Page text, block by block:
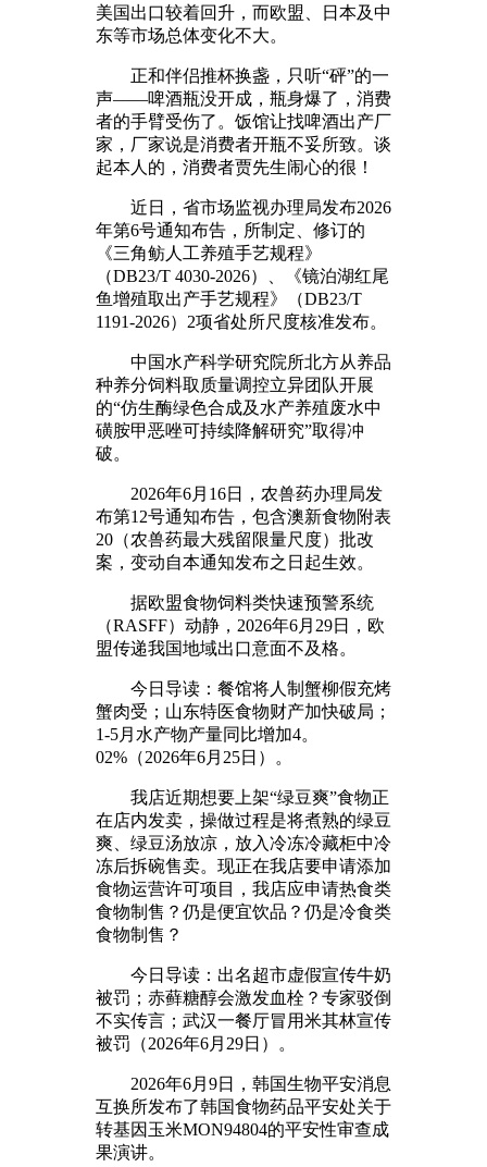
美国出口较着回升，而欧盟、日本及中
东等市场总体变化不大。
正和伴侣推杯换盏，只听“砰”的一
声——啤酒瓶没开成，瓶身爆了，消费
者的手臂受伤了。饭馆让找啤酒出产厂
家，厂家说是消费者开瓶不妥所致。谈
起本人的，消费者贾先生闹心的很！
近日，省市场监视办理局发布2026
年第6号通知布告，所制定、修订的
《三角鲂人工养殖手艺规程》
（DB23/T 4030-2026）、《镜泊湖红尾
鱼增殖取出产手艺规程》（DB23/T
1191-2026）2项省处所尺度核准发布。
中国水产科学研究院所北方从养品
种养分饲料取质量调控立异团队开展
的“仿生酶绿色合成及水产养殖废水中
磺胺甲恶唑可持续降解研究”取得冲
破。
2026年6月16日，农兽药办理局发
布第12号通知布告，包含澳新食物附表
20（农兽药最大残留限量尺度）批改
案，变动自本通知发布之日起生效。
据欧盟食物饲料类快速预警系统
（RASFF）动静，2026年6月29日，欧
盟传递我国地域出口意面不及格。
今日导读：餐馆将人制蟹柳假充烤
蟹肉受；山东特医食物财产加快破局；
1-5月水产物产量同比增加4。
02%（2026年6月25日）。
我店近期想要上架“绿豆爽”食物正
在店内发卖，操做过程是将煮熟的绿豆
爽、绿豆汤放凉，放入冷冻冷藏柜中冷
冻后拆碗售卖。现正在我店要申请添加
食物运营许可项目，我店应申请热食类
食物制售？仍是便宜饮品？仍是冷食类
食物制售？
今日导读：出名超市虚假宣传牛奶
被罚；赤藓糖醇会激发血栓？专家驳倒
不实传言；武汉一餐厅冒用米其林宣传
被罚（2026年6月29日）。
2026年6月9日，韩国生物平安消息
互换所发布了韩国食物药品平安处关于
转基因玉米MON94804的平安性审查成
果演讲。